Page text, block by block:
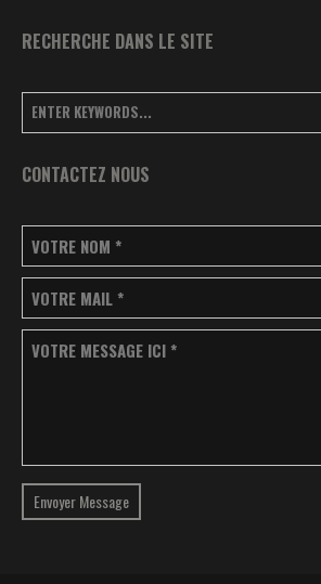
RECHERCHE DANS LE SITE
CONTACTEZ NOUS
VOTRE NOM *
VOTRE MAIL *
VOTRE MESSAGE ICI *
Envoyer Message